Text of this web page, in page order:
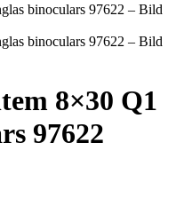
8×30 Q1
97622